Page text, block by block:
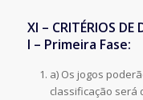
XI – CRITÉRIOS DE
I – Primeira Fase:
a) Os jogos
classificação será